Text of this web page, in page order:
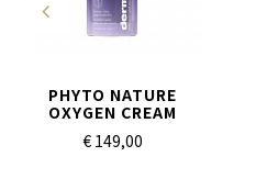
PHYTO NATURE
OXYGEN CREAM
€ 149,00